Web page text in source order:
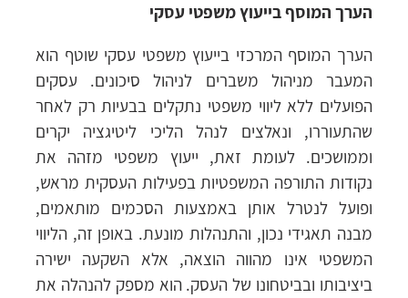
הערך המוסף בייעוץ משפטי עסקי
הערך המוסף המרכזי בייעוץ משפטי עסקי שוטף הוא
המעבר מניהול משברים לניהול סיכונים. עסקים
הפועלים ללא ליווי משפטי נתקלים בבעיות רק לאחר
שהתעוררו, ונאלצים לנהל הליכי ליטיגציה יקרים
וממושכים. לעומת זאת, ייעוץ משפטי מזהה את
נקודות התורפה המשפטיות בפעילות העסקית מראש,
ופועל לנטרל אותן באמצעות הסכמים מותאמים,
מבנה תאגידי נכון, והתנהלות מונעת. באופן זה, הליווי
המשפטי אינו מהווה הוצאה, אלא השקעה ישירה
ביציבותו ובביטחונו של העסק. הוא מספק להנהלה את